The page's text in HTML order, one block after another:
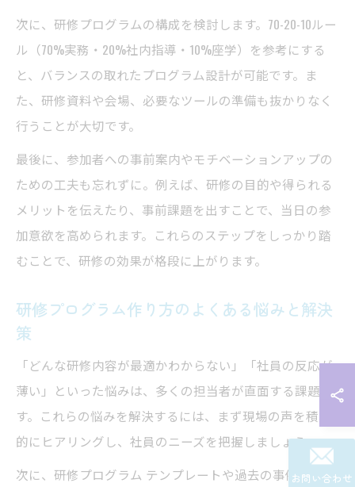
次に、研修プログラムの構成を検討します。70-20-10ルー
ル（70%実務・20%社内指導・10%座学）を参考にする
と、バランスの取れたプログラム設計が可能です。ま
た、研修資料や会場、必要なツールの準備も抜かりなく
行うことが大切です。
最後に、参加者への事前案内やモチベーションアップの
ための工夫も忘れずに。例えば、研修の目的や得られる
メリットを伝えたり、事前課題を出すことで、当日の参
加意欲を高められます。これらのステップをしっかり踏
むことで、研修の効果が格段に上がります。
研修プログラム作り方のよくある悩みと解決
策
「どんな研修内容が最適かわからない」「社員の反応が
薄い」といった悩みは、多くの担当者が直面する課題で
す。これらの悩みを解決するには、まず現場の声を積極
的にヒアリングし、社員のニーズを把握しましょう。
次に、研修プログラム テンプレートや過去の事例集を活
お問い合わせ